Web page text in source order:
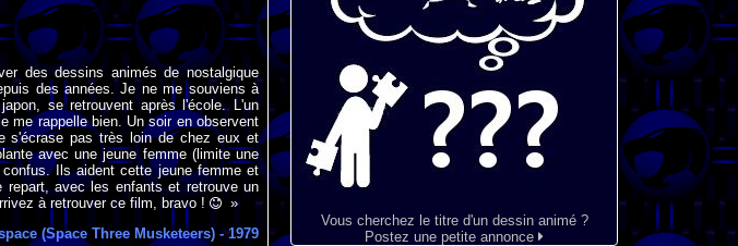
des dessins animés de nostalgique
des années. Je ne me souviens à
se retrouvent après l'école. L'un
me rappelle bien. Un soir en observent
s'écrase pas très loin de chez eux et
avec une jeune femme (limite une
Ils aident cette jeune femme et
avec les enfants et retrouve un
à retrouver ce film, bravo !
»
(Space Three Musketeers)- 1979
Vous cherchez le titre d'un dessin animé ?
Postez une petite annonce